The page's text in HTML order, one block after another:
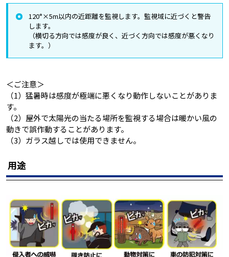
120°×5m以内の近距離を監視します。監視域に近づくと警告
します。
（横切る方向では感度が良く、近づく方向では感度が悪くなり
ます。）
＜ご注意＞
（1）猛暑時は感度が極端に悪くなり動作しないことがありま
す。
（2）屋外で太陽光の当たる場所を監視する場合は暖かい風の
動きで誤作動することがあります。
（3）ガラス越しでは使用できません。
用途